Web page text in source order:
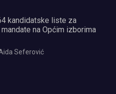
kandidatske liste za
na Općim izborima
Seferović